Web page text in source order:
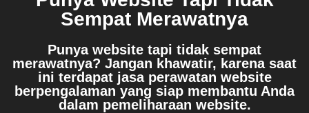
Sempat Merawatnya
Punya website tapi tidak sempat
merawatnya? Jangan khawatir, karena saat
ini terdapat jasa perawatan website
berpengalaman yang siap membantu Anda
dalam pemeliharaan website.